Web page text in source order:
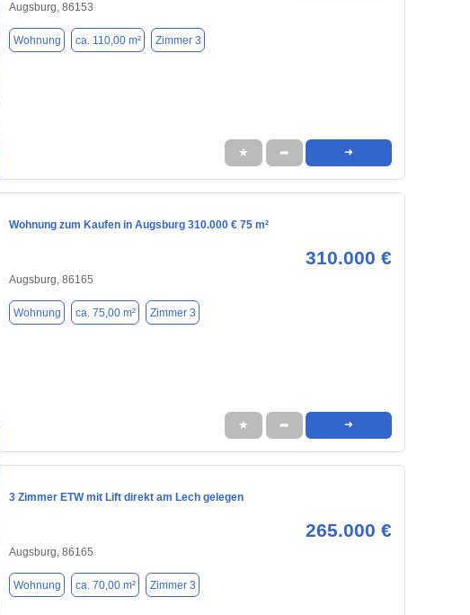
Augsburg, 86153
Wohnung ca. 110,00 m² Zimmer 3
★ ➦ ➜
Wohnung zum Kaufen in Augsburg 310.000 € 75 m²
310.000 €
Augsburg, 86165
Wohnung ca. 75,00 m² Zimmer 3
★ ➦ ➜
3 Zimmer ETW mit Lift direkt am Lech gelegen
265.000 €
Augsburg, 86165
Wohnung ca. 70,00 m² Zimmer 3